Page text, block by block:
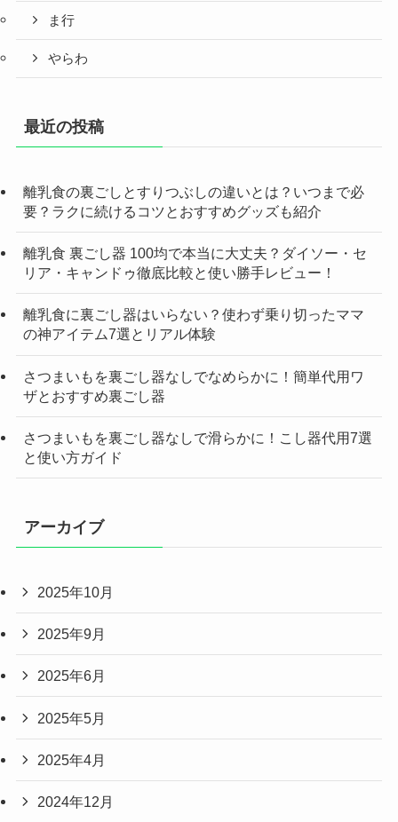
ま行
やらわ
最近の投稿
離乳食の裏ごしとすりつぶしの違いとは？いつまで必
要？ラクに続けるコツとおすすめグッズも紹介
離乳食 裏ごし器 100均で本当に大丈夫？ダイソー・セ
リア・キャンドゥ徹底比較と使い勝手レビュー！
離乳食に裏ごし器はいらない？使わず乗り切ったママ
の神アイテム7選とリアル体験
さつまいもを裏ごし器なしでなめらかに！簡単代用ワ
ザとおすすめ裏ごし器
さつまいもを裏ごし器なしで滑らかに！こし器代用7選
と使い方ガイド
アーカイブ
2025年10月
2025年9月
2025年6月
2025年5月
2025年4月
2024年12月